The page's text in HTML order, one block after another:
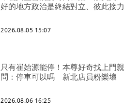
好的地方政治是終結對立、彼此接力
2026.08.05 15:07
只有崔始源能停！本尊好奇找上門親
問：停車可以嗎 新北店員粉樂壞
2026.08.06 16:25